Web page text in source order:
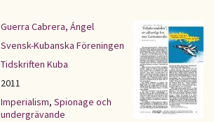
Guerra Cabrera, Ángel
Svensk-Kubanska Föreningen
Tidskriften Kuba
2011
Imperialism, Spionage och
undergrävande